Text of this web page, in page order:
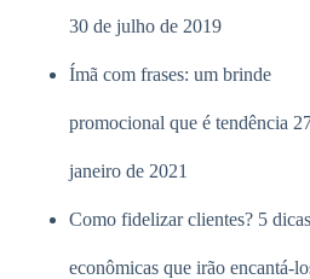
30 de julho de 2019
Ímã com frases: um brinde
promocional que é tendência
janeiro de 2021
Como fidelizar clientes? 5 dicas
econômicas que irão encantá-